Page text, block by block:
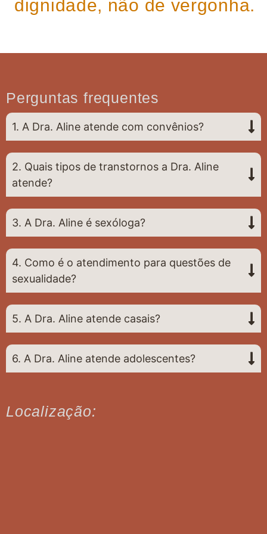
dignidade, não de vergonha.
Perguntas frequentes
1. A Dra. Aline atende com convênios?
2. Quais tipos de transtornos a Dra. Aline
atende?
3. A Dra. Aline é sexóloga?
4. Como é o atendimento para questões de
sexualidade?
5. A Dra. Aline atende casais?
6. A Dra. Aline atende adolescentes?
Localização: